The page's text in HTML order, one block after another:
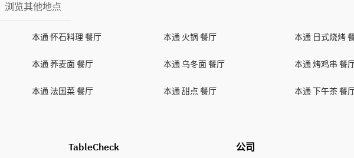
浏览其他地点
本通 怀石料理 餐厅 本通 火锅 餐厅 本通 日式烧烤
本通 荞麦面 餐厅 本通 乌冬面 餐厅 本通 烤鸡串 餐
本通 法国菜 餐厅 本通 甜点 餐厅 本通 下午茶 餐
TableCheck 公司